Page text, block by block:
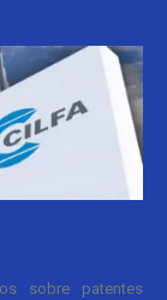
sobre patentes